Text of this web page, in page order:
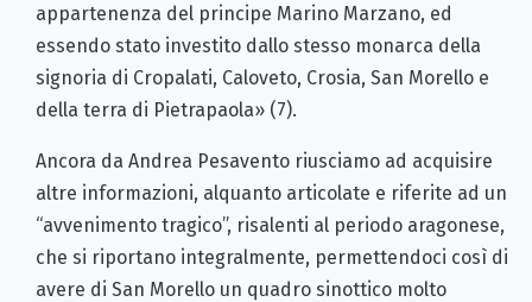
appartenenza del principe Marino Marzano, ed
essendo stato investito dallo stesso monarca della
signoria di Cropalati, Caloveto, Crosia, San Morello e
della terra di Pietrapaola» (7).
Ancora da Andrea Pesavento riusciamo ad acquisire
altre informazioni, alquanto articolate e riferite ad un
“avvenimento tragico”, risalenti al periodo aragonese,
che si riportano integralmente, permettendoci così di
avere di San Morello un quadro sinottico molto